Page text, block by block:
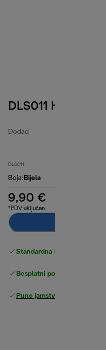
DLS011 Hepa filter
Dodaci
DLS011
Boja: Bijela
9,90 €
*PDV uključen
Standardna besplatna
Besplatni povrati
Puno jamstvo proizvođača